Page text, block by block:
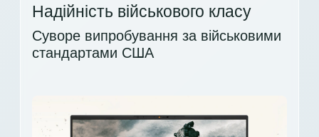
Надійність військового класу
Суворе випробування за військовими
стандартами США